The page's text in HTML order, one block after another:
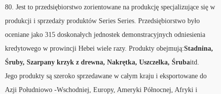
80. Jest to przedsiębiorstwo zorientowane na produkcję specjalizujące się w
produkcji i sprzedaży produktów Series Series. Przedsiębiorstwo było
oceniane jako 315 doskonałych jednostek demonstracyjnych odniesienia
kredytowego w prowincji Hebei wiele razy. Produkty obejmują:Stadnina,
Śruby, Szarpany krzyk z drewna, Nakrętka, Uszczelka, Śrubaitd.
Jego produkty są szeroko sprzedawane w całym kraju i eksportowane do
Azji Południowo -Wschodniej, Europy, Ameryki Północnej, Afryki i